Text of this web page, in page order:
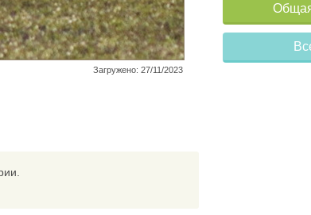
Загружено: 27/11/2023